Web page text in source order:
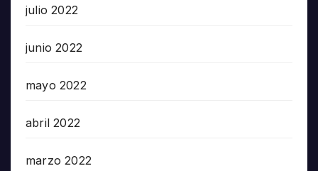
julio 2022
junio 2022
mayo 2022
abril 2022
marzo 2022